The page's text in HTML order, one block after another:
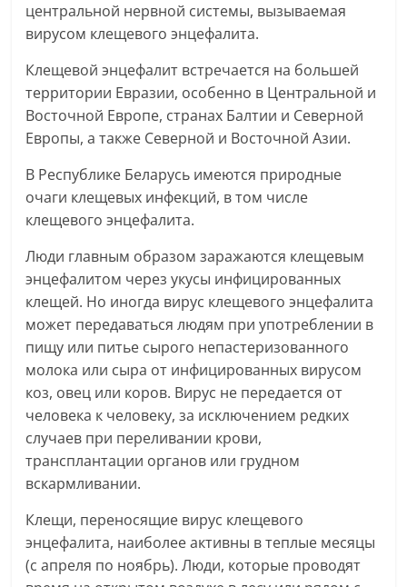
центральной нервной системы, вызываемая
вирусом клещевого энцефалита.
Клещевой энцефалит встречается на большей
территории Евразии, особенно в Центральной и
Восточной Европе, странах Балтии и Северной
Европы, а также Северной и Восточной Азии.
В Республике Беларусь имеются природные
очаги клещевых инфекций, в том числе
клещевого энцефалита.
Люди главным образом заражаются клещевым
энцефалитом через укусы инфицированных
клещей. Но иногда вирус клещевого энцефалита
может передаваться людям при употреблении в
пищу или питье сырого непастеризованного
молока или сыра от инфицированных вирусом
коз, овец или коров. Вирус не передается от
человека к человеку, за исключением редких
случаев при переливании крови,
трансплантации органов или грудном
вскармливании.
Клещи, переносящие вирус клещевого
энцефалита, наиболее активны в теплые месяцы
(с апреля по ноябрь). Люди, которые проводят